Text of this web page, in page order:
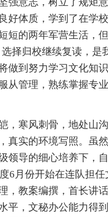
好体质，学到了在学
的两年军营生活，
择归校继续复读，是
做到努力学习文化知
从管理，熟练掌握专
寒风刺骨，地处山沟
真实的环境写照。虽
领导的细心培养下，
6月份开始在连队担
，教案编撰，首长讲
平，文秘办公能力得